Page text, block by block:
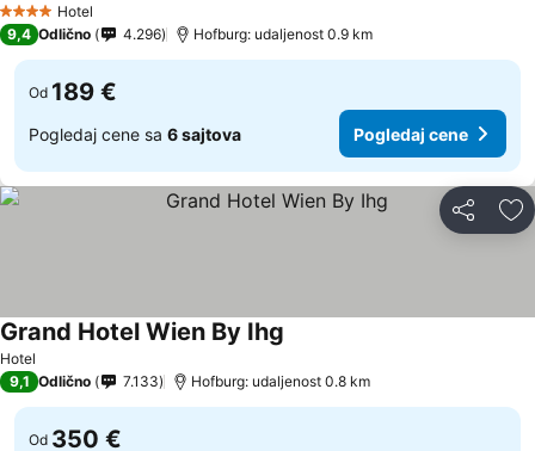
4 ZvezdiceHotel
9,4 Odlično 4.296 Hofburg: udaljenost 0.9 km
Od 189 €
Pogledaj cene sa 6 sajtova Pogledaj cene
Deli
Hotel
Grand Hotel Wien By Ihg
9,1 Odlično 7.133 Hofburg: udaljenost 0.8 km
Od 350 €